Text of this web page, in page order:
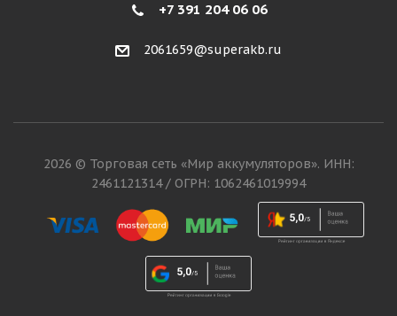
+7 391 204 06 06
2061659@superakb.ru
2026 © Торговая сеть «Мир аккумуляторов». ИНН:
2461121314 / ОГРН: 1062461019994